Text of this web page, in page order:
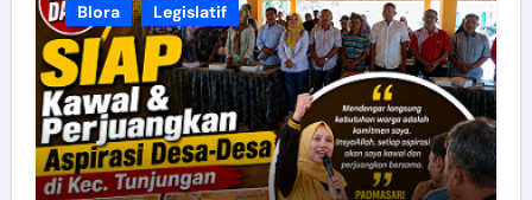
Blora Legislatif